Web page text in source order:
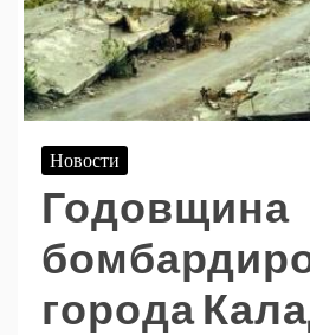
Новости
Годовщина
города